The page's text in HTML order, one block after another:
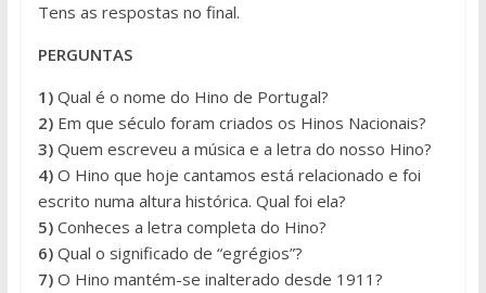
Tens as respostas no final.
PERGUNTAS
1)Qual é o nome do Hino de Portugal?
2)Em que século foram criados os Hinos Nacionais?
3)Quem escreveu a música e a letra do nosso Hino?
4)O Hino que hoje cantamos está relacionado e foi
escrito numa altura histórica. Qual foi ela?
5)Conheces a letra completa do Hino?
6)Qual o significado de “egrégios”?
7)O Hino mantém-se inalterado desde 1911?